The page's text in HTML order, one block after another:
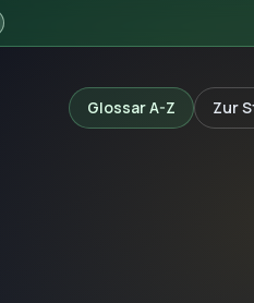
Glossar A-Z Zur